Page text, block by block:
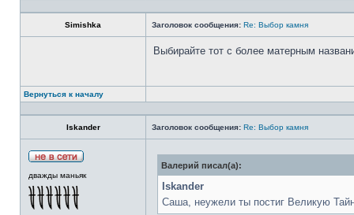
Simishka Заголовок сообщения: Re: Выбор камня
Выбирайте тот с более матерным
Вернуться к началу
Iskander Заголовок сообщения: Re: Выбор камня
дважды маньяк
Валерий писал(а):
Iskander
Саша, неужели ты постиг Великую